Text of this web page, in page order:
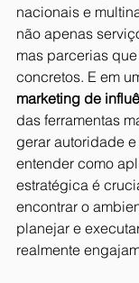
nacionais e
não apenas
mas parcerias
concretos. E em
marketing de
das ferramentas
gerar autoridade
entender como
estratégica é
encontrar o
planejar e
realmente